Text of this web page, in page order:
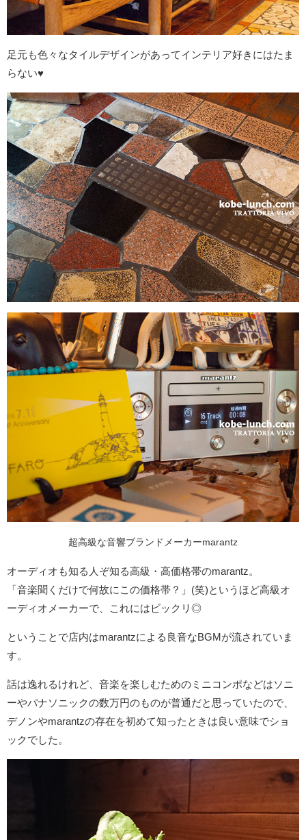
足元も色々なタイルデザインがあってインテリア好きにはたま
らない♥
超高級な音響ブランドメーカーmarantz
オーディオも知る人ぞ知る高級・高価格帯のmarantz。
「音楽聞くだけで何故にこの価格帯？」(笑)というほど高級オ
ーディオメーカーで、これにはビックリ◎
ということで店内はmarantzによる良音なBGMが流されていま
す。
話は逸れるけれど、音楽を楽しむためのミニコンポなどはソニ
ーやパナソニックの数万円のものが普通だと思っていたので、
デノンやmarantzの存在を初めて知ったときは良い意味でショ
ックでした。